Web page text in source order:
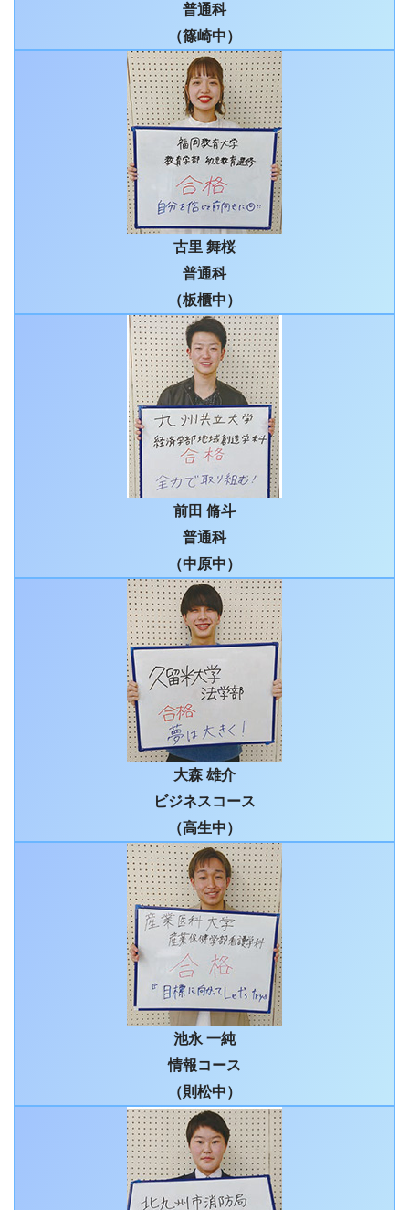
普通科
（篠崎中）
古里 舞桜
普通科
（板櫃中）
前田 脩斗
普通科
（中原中）
大森 雄介
ビジネスコース
（高生中）
池永 一純
情報コース
（則松中）